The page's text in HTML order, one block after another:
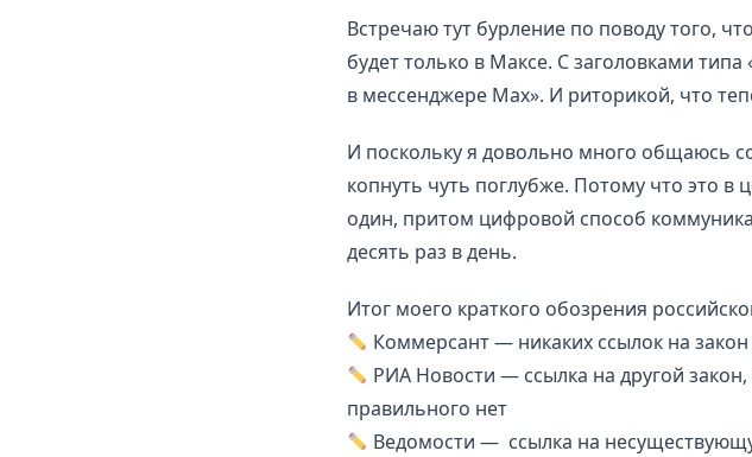
Встречаю тут бурление по поводу того,
будет только в Максе. С заголовками
в мессенджере Мах». И риторикой, что
И поскольку я довольно много общаюсь
копнуть чуть поглубже. Потому что это
один, притом цифровой способ
десять раз в день.
Итог моего краткого обозрения
Коммерсант — никаких ссылок на
РИА Новости — ссылка на другой
правильного нет
Ведомости — ссылка на